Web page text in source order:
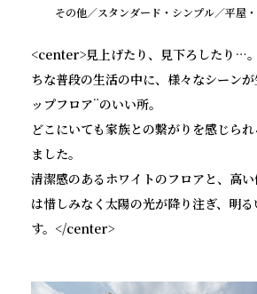
その他／スタンダード・シンプル／平屋
<center>見上げたり、見下ろしたり…
ちな普段の生活の中に、様々なシーン
ップフロア¨のいい所。
どこにいても家族との繋がりを感じら
ました。
清潔感のあるホワイトのフロアと、高
は惜しみなく太陽の光が降り注ぎ、明
す。</center>